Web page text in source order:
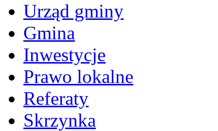
Urząd gminy
Gmina
Inwestycje
Prawo lokalne
Referaty
Skrzynka